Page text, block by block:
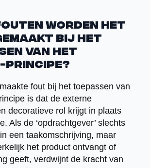
worden het
bij het
van het
principe?
fout bij het toepassen van
is dat de externe
decoratieve rol krijgt in plaats
Als de ‘opdrachtgever’ slechts
een taakomschrijving, maar
het product ontvangt of
geeft, verdwijnt de kracht van